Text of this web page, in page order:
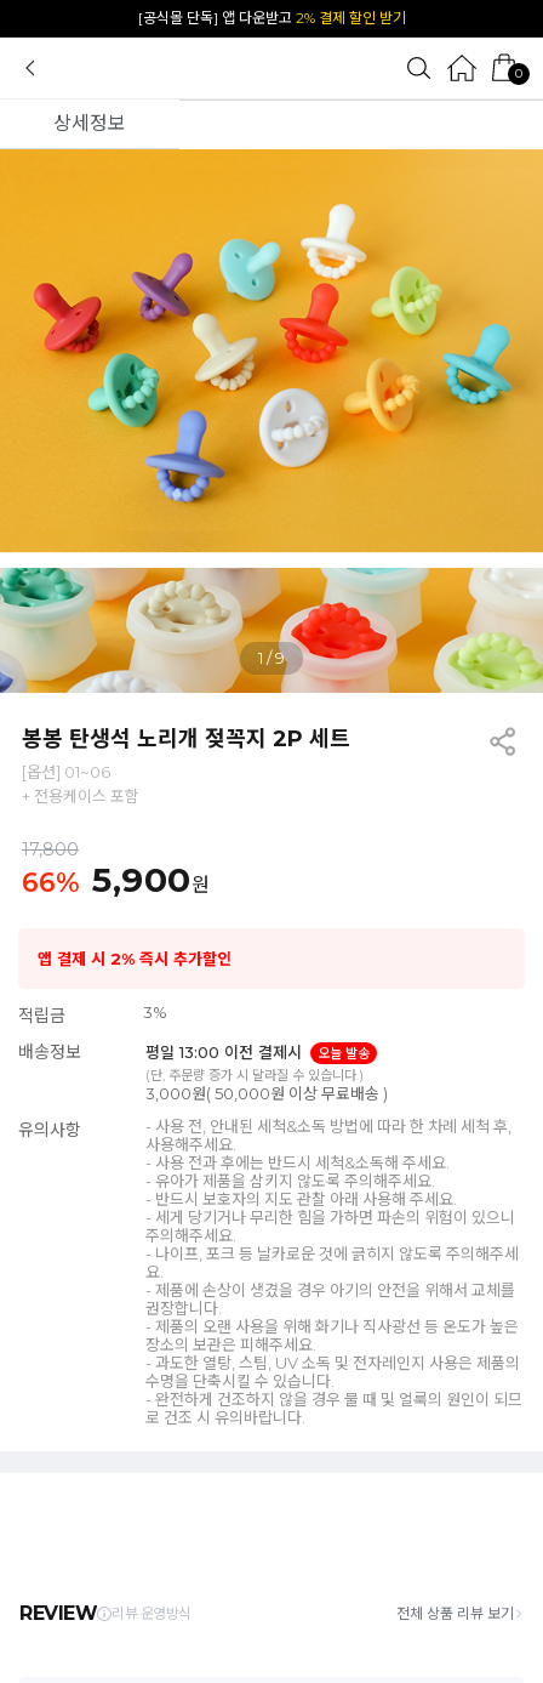
카카오 플친 추가하면1천원 즉시 할인 쿠폰
0
상세정보
1 /9
봉봉 탄생석 노리개 젖꼭지 2P 세트
[옵션] 01~06
+ 전용케이스 포함
17,800
66% 5,900원
앱 결제 시 2% 즉시 추가할인
적립금 3%
배송정보 평일 13:00 이전 결제시
오늘 발송
(단, 주문량 증가 시 달라질 수 있습니다.)
3,000원( 50,000원 이상 무료배송 )
유의사항
- 사용 전, 안내된 세척&소독 방법에 따라 한 차례 세척 후,
사용해주세요.
- 사용 전과 후에는 반드시 세척&소독해 주세요.
- 유아가 제품을 삼키지 않도록 주의해주세요.
- 반드시 보호자의 지도 관찰 아래 사용해 주세요.
- 세게 당기거나 무리한 힘을 가하면 파손의 위험이 있으니
주의해주세요.
- 나이프, 포크 등 날카로운 것에 긁히지 않도록 주의해주세
요.
- 제품에 손상이 생겼을 경우 아기의 안전을 위해서 교체를
권장합니다.
- 제품의 오랜 사용을 위해 화기나 직사광선 등 온도가 높은
장소의 보관은 피해주세요.
- 과도한 열탕, 스팀, UV 소독 및 전자레인지 사용은 제품의
수명을 단축시킬 수 있습니다.
- 완전하게 건조하지 않을 경우 물 때 및 얼룩의 원인이 되므
로 건조 시 유의바랍니다.